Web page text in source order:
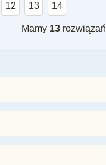
12 13 14
Mamy 13 rozwiązań